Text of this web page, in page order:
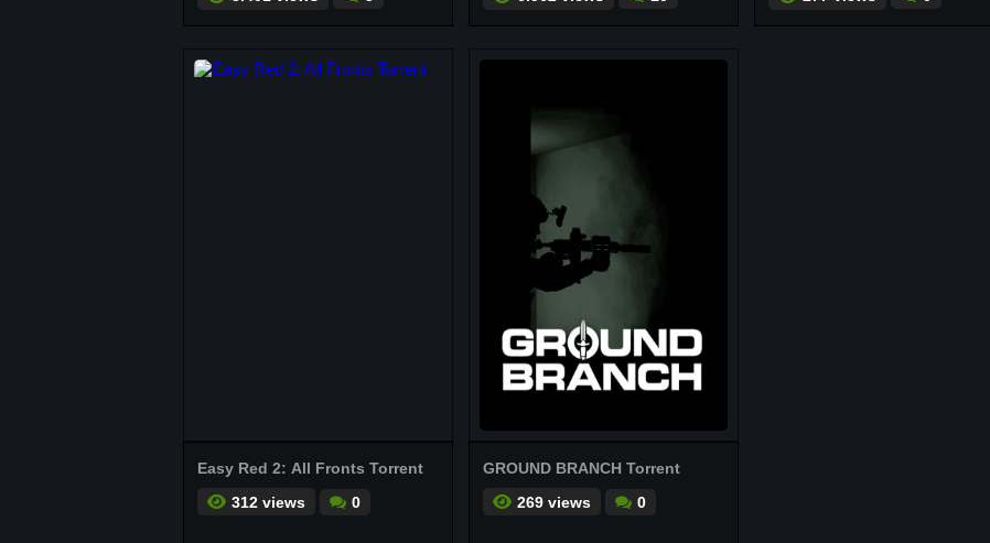
Easy Red 2: All Fronts Torrent
312 views
0
GROUND BRANCH Torrent
269 views
0